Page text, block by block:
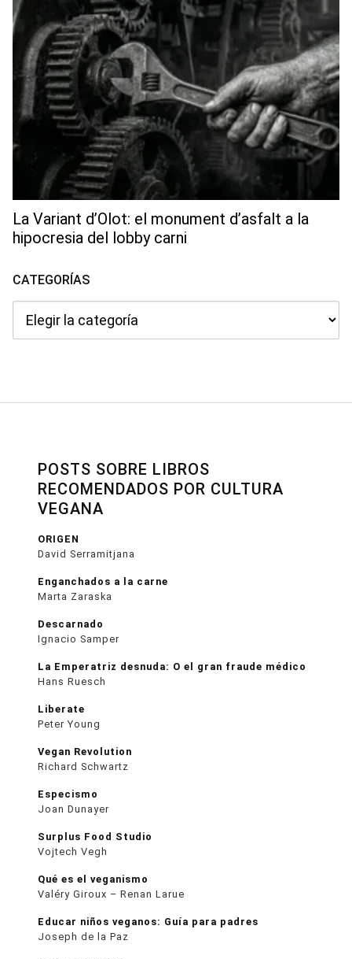
La Variant d’Olot: el monument d’asfalt a la
hipocresia del lobby carni
CATEGORÍAS
POSTS SOBRE LIBROS
RECOMENDADOS POR CULTURA
VEGANA
ORIGEN
David Serramitjana
Enganchados a la carne
Marta Zaraska
Descarnado
Ignacio Samper
La Emperatriz desnuda: O el gran fraude médico
Hans Ruesch
Liberate
Peter Young
Vegan Revolution
Richard Schwartz
Especismo
Joan Dunayer
Surplus Food Studio
Vojtech Vegh
Qué es el veganismo
Valéry Giroux – Renan Larue
Educar niños veganos: Guía para padres
Joseph de la Paz